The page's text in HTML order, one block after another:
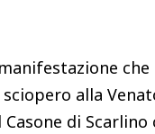
alla
di